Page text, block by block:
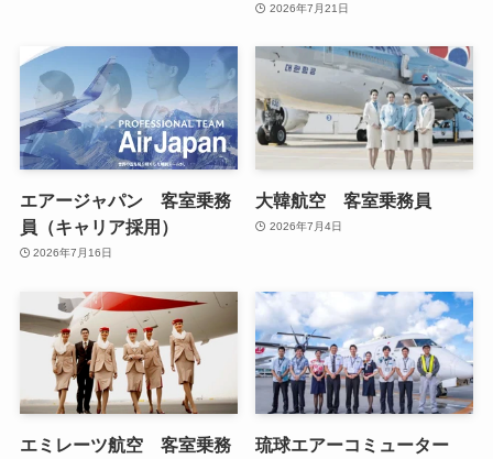
2026年7月21日
エアージャパン 客室乗務
員（キャリア採用）
2026年7月16日
大韓航空 客室乗務員
2026年7月4日
エミレーツ航空 客室乗務
琉球エアーコミューター